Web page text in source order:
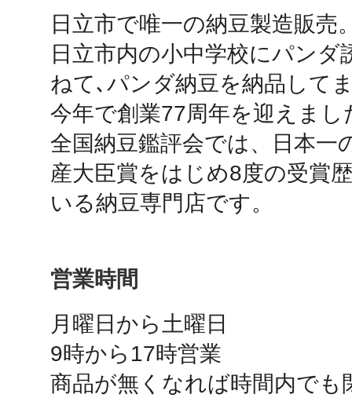
日立市で唯一の納豆製造販売
日立市内の小中学校にパンダ
ねて､パンダ納豆を納品して
今年で創業77周年を迎えまし
全国納豆鑑評会では、日本一
産大臣賞をはじめ8度の受賞
いる納豆専門店です。
営業時間
月曜日から土曜日
9時から17時営業
商品が無くなれば時間内でも
鴻巣
池袋